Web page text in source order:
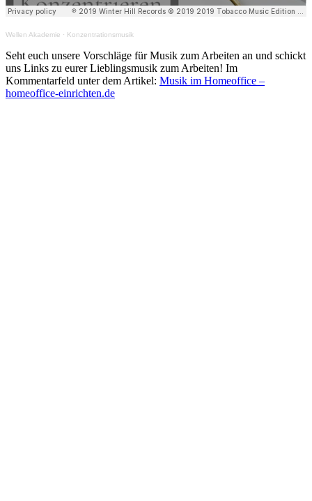
Wellen Akademie · Konzentrationsmusik
Seht euch unsere Vorschläge für Musik zum Arbeiten an und schickt
uns Links zu eurer Lieblingsmusik zum Arbeiten! Im
Kommentarfeld unter dem Artikel: Musik im Homeoffice –
homeoffice-einrichten.de